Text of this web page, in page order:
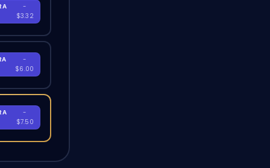
-
$3.32
-
$6.00
-
$7.50